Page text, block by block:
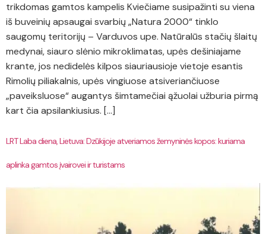
trikdomas gamtos kampelis Kviečiame susipažinti su viena
iš buveinių apsaugai svarbių „Natura 2000“ tinklo
saugomų teritorijų – Varduvos upe. Natūralūs stačių šlaitų
medynai, siauro slėnio mikroklimatas, upės dešiniajame
krante, jos nedidelės kilpos siauriausioje vietoje esantis
Rimolių piliakalnis, upės vingiuose atsiveriančiuose
„paveiksluose“ augantys šimtamečiai ąžuolai užburia pirmą
kart čia apsilankiusius. […]
LRT Laba diena, Lietuva: Dzūkijoje atveriamos žemyninės kopos: kuriama
aplinka gamtos įvairovei ir turistams